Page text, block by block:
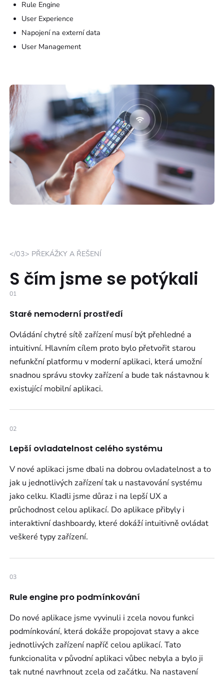
Rule Engine
User Experience
Napojení na externí data
User Management
</03> PŘEKÁŽKY A ŘEŠENÍ
S čím jsme se potýkali
01
Staré nemoderní prostředí
Ovládání chytré sítě zařízení musí být přehledné a
intuitivní. Hlavním cílem proto bylo přetvořit starou
nefunkční platformu v moderní aplikaci, která umožní
snadnou správu stovky zařízení a bude tak nástavnou k
existující mobilní aplikaci.
02
Lepší ovladatelnost celého systému
V nové aplikaci jsme dbali na dobrou ovladatelnost a to
jak u jednotlivých zařízení tak u nastavování systému
jako celku. Kladli jsme důraz i na lepší UX a
průchodnost celou aplikací. Do aplikace přibyly i
interaktivní dashboardy, které dokáží intuitivně ovládat
veškeré typy zařízení.
03
Rule engine pro podmínkování
Do nové aplikace jsme vyvinuli i zcela novou funkci
podmínkování, která dokáže propojovat stavy a akce
jednotlivých zařízení napříč celou aplikací. Tato
funkcionalita v původní aplikaci vůbec nebyla a bylo ji
tak nutné navrhnout zcela od začátku. Na nastavení